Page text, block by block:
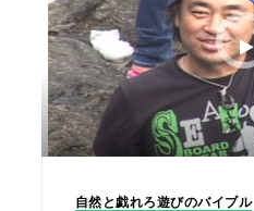
自然と戯れろ遊びのバイブル